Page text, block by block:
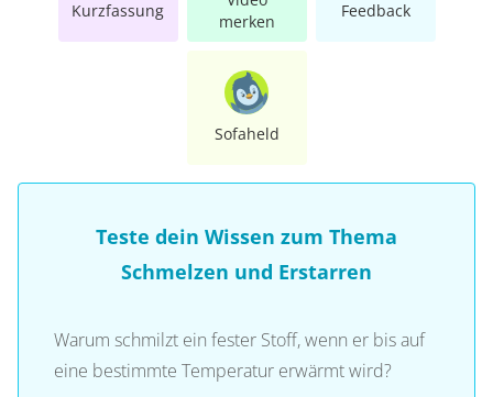
Kurzfassung
merken
Feedback
Sofaheld
Teste dein Wissen zum Thema
Schmelzen und Erstarren
Warum schmilzt ein fester Stoff, wenn er bis auf
eine bestimmte Temperatur erwärmt wird?